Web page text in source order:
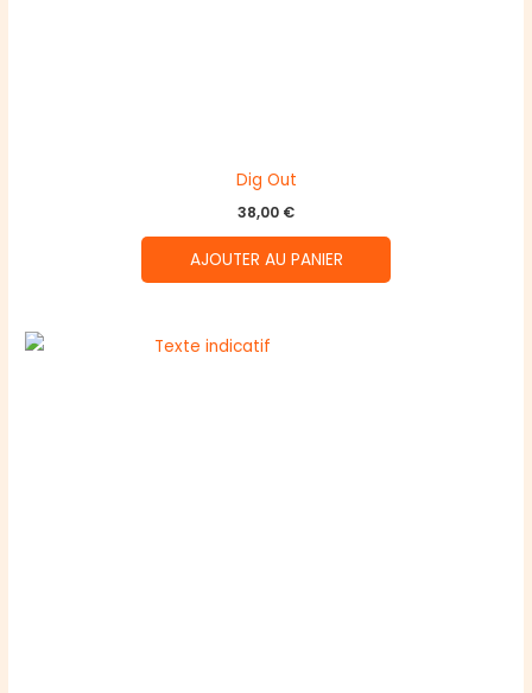
Dig Out
38,00 €
AJOUTER AU PANIER